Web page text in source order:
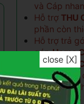
và Cáp
Hỗ trợ THU
phần còn
Hỗ trợ trả
gópHome
SaiSon, Fe
Trả góp 0%
danh sách
Hỗ trợ từ 18
close [X]